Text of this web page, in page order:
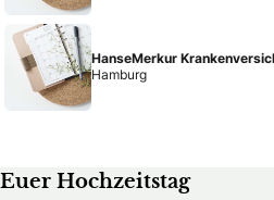
HanseMerkur
Hamburg
Euer Hochzeitstag